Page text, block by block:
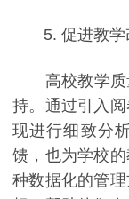
5. 促进教学
高校教学质
持。通过引入
现进行细致分
馈，也为学校
种数据化的管